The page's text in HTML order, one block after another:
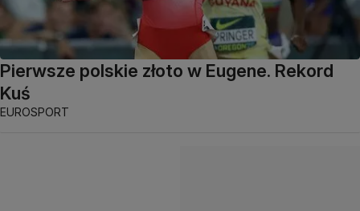
Pierwsze polskie złoto w Eugene. Rekord
Kuś
EUROSPORT